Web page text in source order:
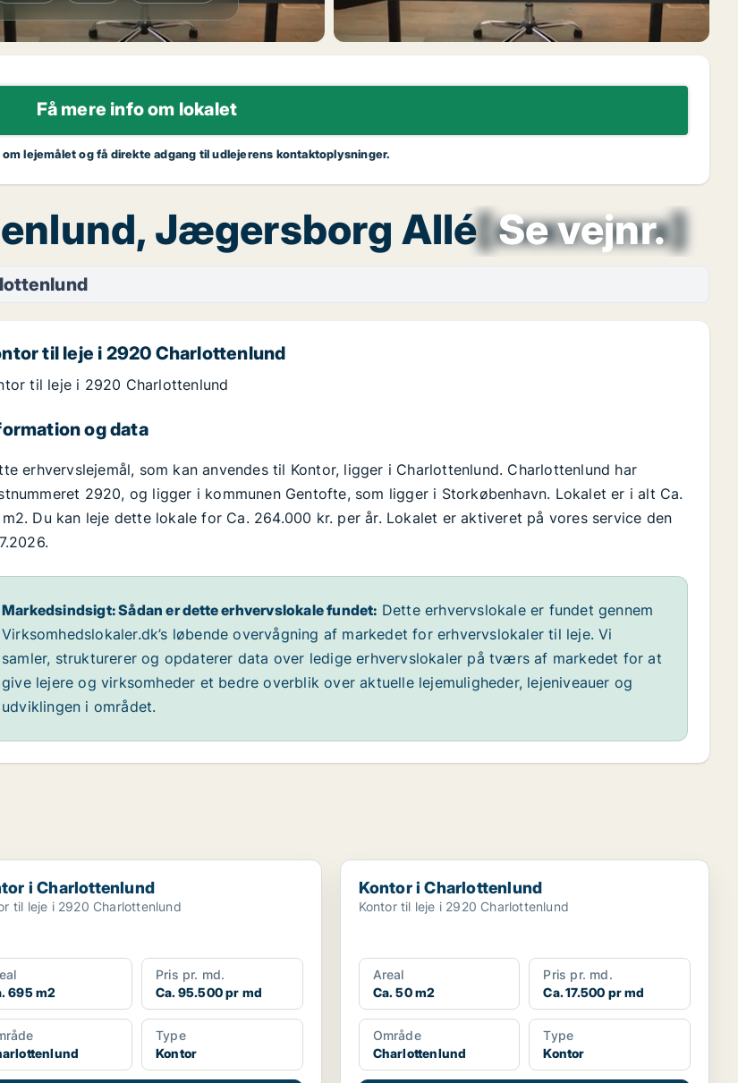
Få mere info om lokalet
om lejemålet og få direkte adgang til udlejerens kontaktoplysninger.
Jægersborg Allé Se vejnr.
[xxxxxxxx]
til leje i 2920 Charlottenlund
til leje i 2920 Charlottenlund
og data
erhvervslejemål, som kan anvendes til Kontor, ligger i Charlottenlund. Charlottenlund har
2920, og ligger i kommunen Gentofte, som ligger i Storkøbenhavn. Lokalet er i alt Ca.
Du kan leje dette lokale for Ca. 264.000 kr. per år. Lokalet er aktiveret på vores service den
Markedsindsigt: Sådan er dette erhvervslokale fundet: Dette erhvervslokale er fundet gennem
Virksomhedslokaler.dk’s løbende overvågning af markedet for erhvervslokaler til leje. Vi
samler, strukturerer og opdaterer data over ledige erhvervslokaler på tværs af markedet for at
give lejere og virksomheder et bedre overblik over aktuelle lejemuligheder, lejeniveauer og
udviklingen i området.
Charlottenlund
i Charlottenlund
til leje i 2920 Charlottenlund
695 m2
Pris pr. md.
Ca. 95.500 pr md
Type
Kontor
Kontor i Charlottenlund
Kontor i Charlottenlund
Kontor til leje i 2920 Charlottenlund
Areal
Ca. 50 m2
Pris pr. md.
Ca. 17.500 pr md
Område
Charlottenlund
Type
Kontor